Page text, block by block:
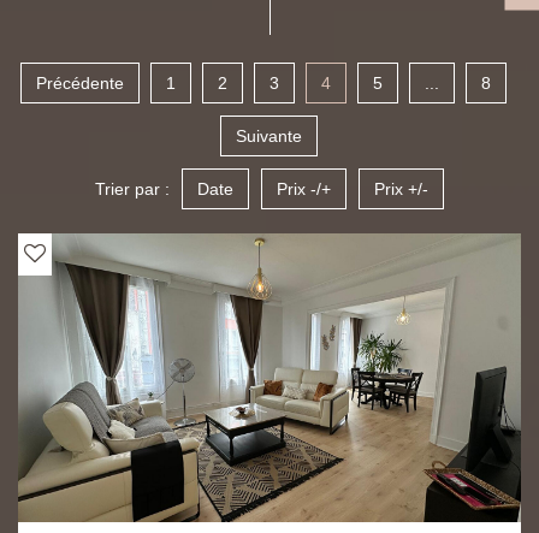
Précédente 1 2 3 4 5 8
Suivante
Trier par : Date Prix -/+ Prix +/-